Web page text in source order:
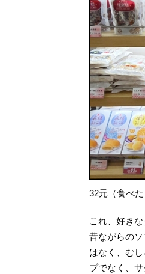
32元（食べた
これ、好きな
昔ながらの
はなく、む
プでなく、サ